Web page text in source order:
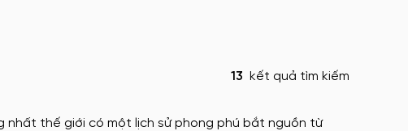
13 kết quả tìm kiếm
nhất thế giới có một lịch sử phong phú bắt nguồn từ